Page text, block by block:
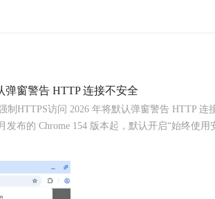
弹窗警告 HTTP 连接不安全
制HTTPS访问 2026 年将默认弹窗警告 HTTP
发布的 Chrome 154 版本起，默认开启“始终使用